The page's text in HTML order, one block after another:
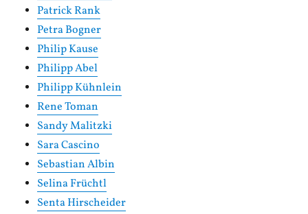
Patrick Rank
Petra Bogner
Philip Kause
Philipp Abel
Philipp Kühnlein
Rene Toman
Sandy Malitzki
Sara Cascino
Sebastian Albin
Selina Früchtl
Senta Hirscheider